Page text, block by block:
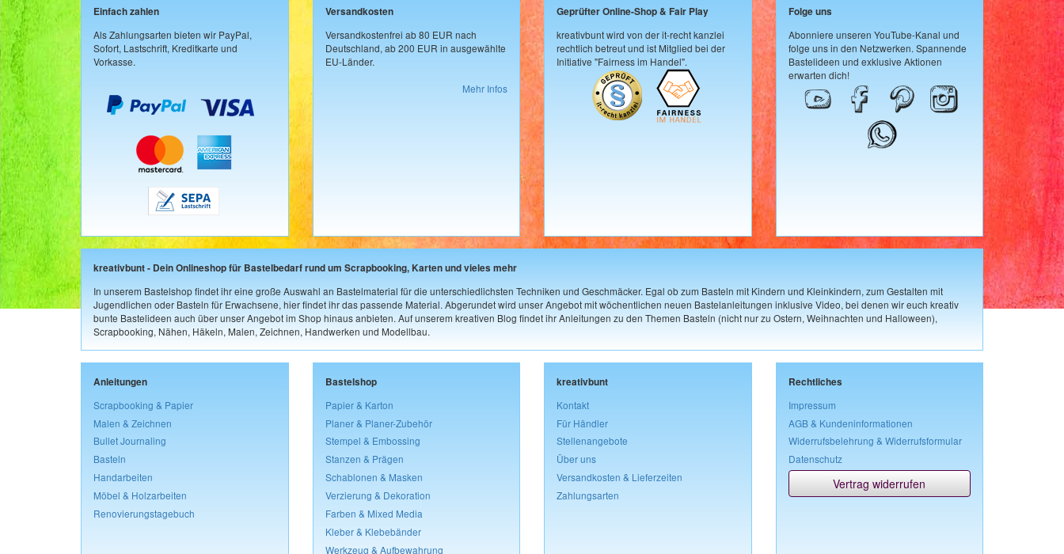
Einfach zahlen
Als Zahlungsarten bieten wir PayPal,
Sofort, Lastschrift, Kreditkarte und
Vorkasse.
Versandkosten
Versandkostenfrei ab 80 EUR nach
Deutschland, ab 200 EUR in ausgewählte
EU-Länder.
Mehr Infos
Geprüfter Online-Shop & Fair Play
kreativbunt wird von der it-recht kanzlei
rechtlich betreut und ist Mitglied bei der
Initiative "Fairness im Handel".
Folge uns
Abonniere unseren YouTube-Kanal und
folge uns in den Netzwerken. Spannende
Bastelideen und exklusive Aktionen
erwarten dich!
kreativbunt - Dein Onlineshop für Bastelbedarf rund um Scrapbooking, Karten und vieles mehr
In unserem Bastelshop findet ihr eine große Auswahl an Bastelmaterial für die unterschiedlichsten Techniken und Geschmäcker. Egal ob zum Basteln mit Kindern und Kleinkindern, zum Gestalten mit
Jugendlichen oder Basteln für Erwachsene, hier findet ihr das passende Material. Abgerundet wird unser Angebot mit wöchentlichen neuen Bastelanleitungen inklusive Video, bei denen wir euch kreativ
bunte Bastelideen auch über unser Angebot im Shop hinaus anbieten. Auf unserem kreativen Blog findet ihr Anleitungen zu den Themen Basteln (nicht nur zu Ostern, Weihnachten und Halloween),
Scrapbooking, Nähen, Häkeln, Malen, Zeichnen, Handwerken und Modellbau.
Anleitungen
Scrapbooking & Papier
Malen & Zeichnen
Bullet Journaling
Basteln
Handarbeiten
Möbel & Holzarbeiten
Renovierungstagebuch
Bastelshop
Papier & Karton
Planer & Planer-Zubehör
Stempel & Embossing
Stanzen & Prägen
Schablonen & Masken
Verzierung & Dekoration
Farben & Mixed Media
Kleber & Klebebänder
Werkzeug & Aufbewahrung
kreativbunt
Kontakt
Für Händler
Stellenangebote
Über uns
Versandkosten & Lieferzeiten
Zahlungsarten
Rechtliches
Impressum
AGB & Kundeninformationen
Widerrufsbelehrung & Widerrufsformular
Datenschutz
Vertrag widerrufen